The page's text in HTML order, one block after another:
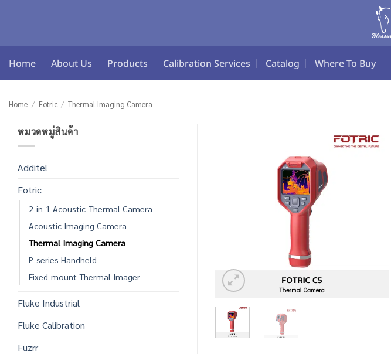
Home About Us Products Calibration Services Catalog Where To Buy
Home / Fotric / Thermal Imaging Camera
หมวดหมู่สินค้า
Additel
Fotric
2-in-1 Acoustic-Thermal Camera
Acoustic Imaging Camera
Thermal Imaging Camera
P-series Handheld
Fixed-mount Thermal Imager
Fluke Industrial
Fluke Calibration
Fuzrr